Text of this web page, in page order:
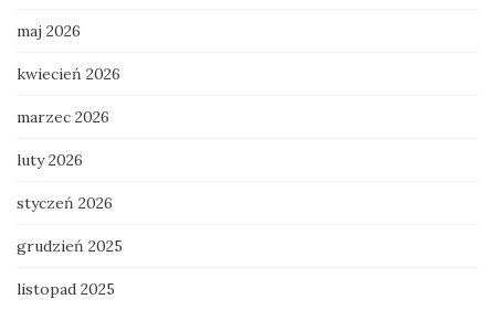
maj 2026
kwiecień 2026
marzec 2026
luty 2026
styczeń 2026
grudzień 2025
listopad 2025